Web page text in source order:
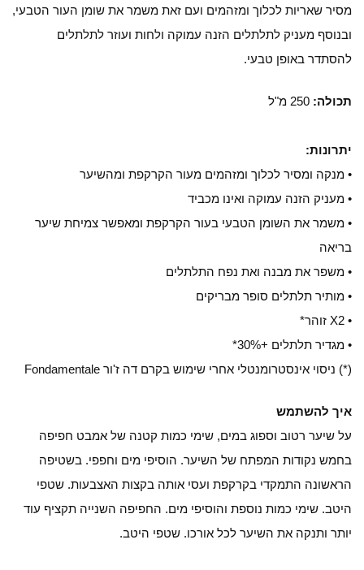
מסיר שאריות לכלוך ומזהמים ועם זאת משמר את שומן העור הטבעי,
ובנוסף מעניק לתלתלים הזנה עמוקה ולחות ועוזר לתלתלים
להסתדר באופן טבעי.
תכולה:
יתרונות:
• מנקה ומסיר לכלוך ומזהמים מעור הקרקפת ומהשיער
• מעניק הזנה עמוקה ואינו מכביד
• משמר את השומן הטבעי בעור הקרקפת ומאפשר צמיחת שיער
בריאה
• משפר את מבנה ואת נפח התלתלים
• מותיר תלתלים סופר מבריקים
• X2 זוהר*
• מגדיר תלתלים +30%*
(*) ניסוי אינסטרומנטלי אחרי שימוש בקרם דה ז'ור Fondamentale
איך להשתמש
על שיער רטוב וספוג במים, שימי כמות קטנה של אמבט חפיפה
בחמש נקודות המפתח של השיער. הוסיפי מים וחפפי. בשטיפה
הראשונה התמקדי בקרקפת ועסי אותה בקצות האצבעות. שטפי
היטב. שימי כמות נוספת והוסיפי מים. החפיפה השנייה תקציף עוד
יותר ותנקה את השיער לכל אורכו. שטפי היטב.